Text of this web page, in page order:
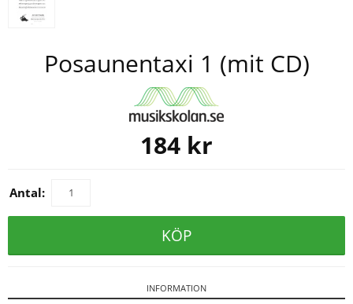
Posaunentaxi 1 (mit CD)
184 kr
Antal:
KÖP
INFORMATION